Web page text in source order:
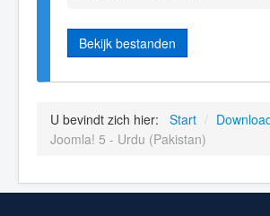
Bekijk bestanden
U bevindt zich hier: Start /
Joomla! 5 - Urdu (Pakistan)